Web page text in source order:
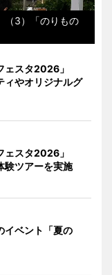
（3）「のりもの
ェスタ2026」
ィやオリジナルグ
ェスタ2026」
験ツアーを実施
イベント「夏の